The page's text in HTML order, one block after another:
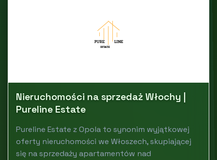
Nieruchomości na sprzedaż Włochy |
Pureline Estate
Pureline Estate z Opola to synonim wyjątkowej
oferty nieruchomości we Włoszech, skupiającej
się na sprzedaży apartamentów nad